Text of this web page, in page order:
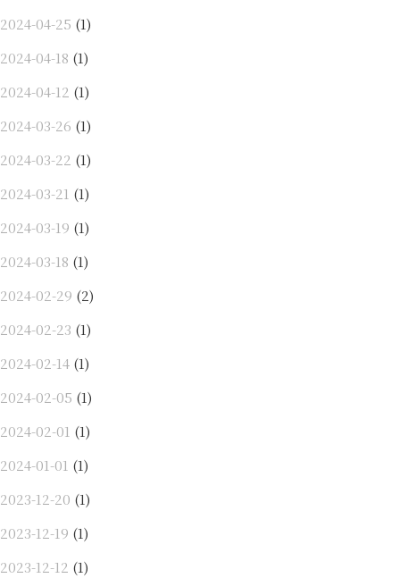
2024-04-25 (1)
2024-04-18 (1)
2024-04-12 (1)
2024-03-26 (1)
2024-03-22 (1)
2024-03-21 (1)
2024-03-19 (1)
2024-03-18 (1)
2024-02-29 (2)
2024-02-23 (1)
2024-02-14 (1)
2024-02-05 (1)
2024-02-01 (1)
2024-01-01 (1)
2023-12-20 (1)
2023-12-19 (1)
2023-12-12 (1)